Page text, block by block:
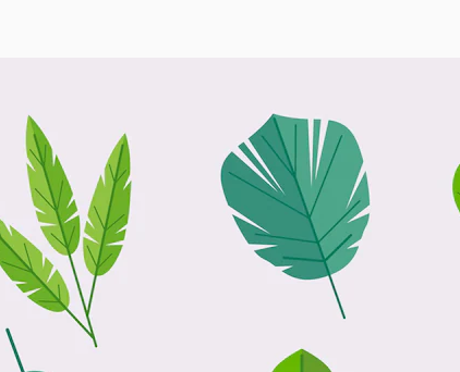
最高のクリエイティブ制作を導くためのプラ
ットフォーム。クリエイター、企業、代理
店、スタジオを含む100万人以上が利用して
います。
日本語
製品
Spaces
AI アシスタント
AI 画像生成ツール
AI 動画生成ツール
AI 音声合成ツール
ツ